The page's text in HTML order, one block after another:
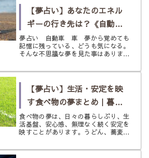
ーツと言えるでしょう。 そんなりん
ごが夢に出てきたとしたら、それには
どんなメッセージが隠されているので
しょうか？ りんごが登場する夢につ
いてひも解いていきたいと思います。
【夢占い】あなたのエネル
ギーの行き先は？《自動
車・車》の夢
夢占い 自動車 車 夢から覚めても
記憶に残っている、どうも気になる。
そんな不思議な夢を見た事はあります
は、嫌な夢、怖い夢、不安な夢ならば
の内容や夢に出てきたアイテムなど
は、...【夢占い】生活・安定を映
す食べ物の夢まとめ｜暮ら
しの土台と毎日の安心を読
み解く
食べ物の夢は、日々の暮らしぶり、生
活基盤、安心感、無理なく続く安定を
映すことがあります。うどん、蕎麦、
感覚を手がかりに、生活が整うサイン